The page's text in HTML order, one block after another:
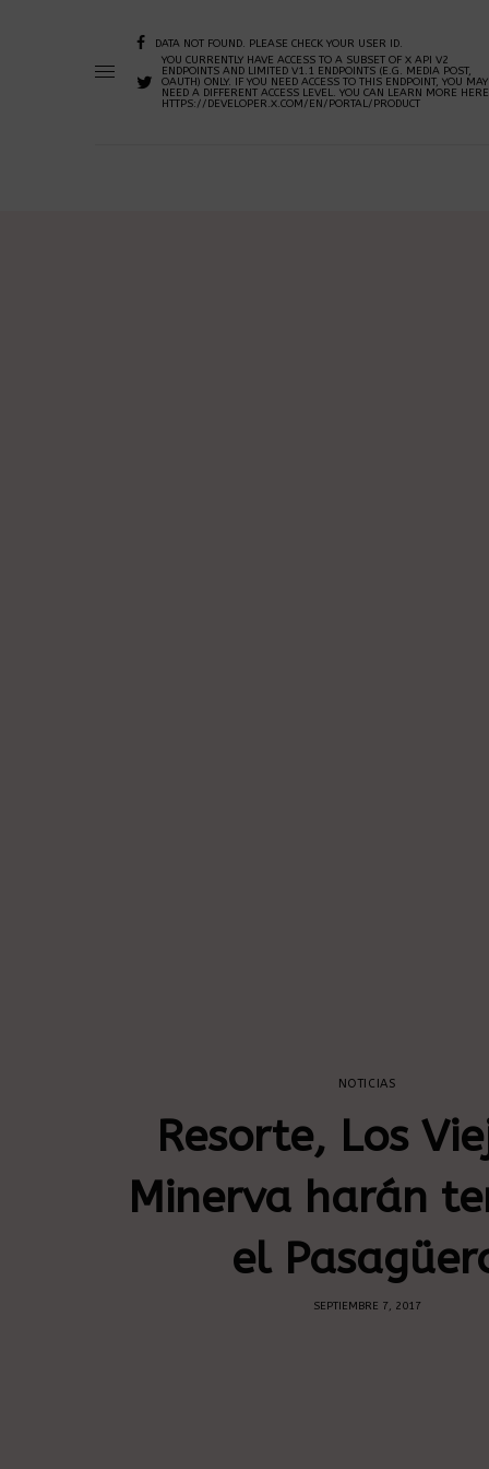
DATA NOT FOUND. PLEASE CHECK YOUR USER ID.
YOU CURRENTLY HAVE ACCESS TO A SUBSET OF X API V2
ENDPOINTS AND LIMITED V1.1 ENDPOINTS (E.G. MEDIA POST,
OAUTH) ONLY. IF YOU NEED ACCESS TO THIS ENDPOINT, YOU MAY
NEED A DIFFERENT ACCESS LEVEL. YOU CAN LEARN MORE
HTTPS://DEVELOPER.X.COM/EN/PORTAL/PRODUCT
NOTICIAS
Resorte, Los
Minerva harán
el
SEPTIEMBRE 7, 2017